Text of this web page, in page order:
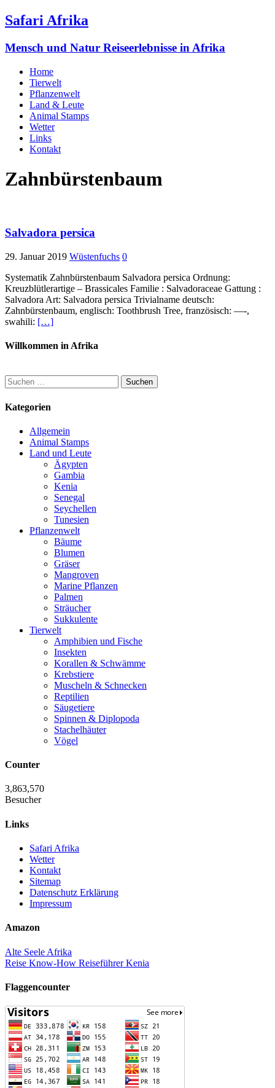
Safari Afrika
Mensch und Natur Reiseerlebnisse in Afrika
Home
Tierwelt
Pflanzenwelt
Land & Leute
Animal Stamps
Wetter
Links
Kontakt
Zahnbürstenbaum
Salvadora persica
29. Januar 2019 Wüstenfuchs 0
Systematik Zahnbürstenbaum Salvadora persica Ordnung:
Kreuzblütlerartige – Brassicales Familie : Salvadoraceae Gattung :
Salvadora Art: Salvadora persica Trivialname deutsch:
Zahnbürstenbaum, englisch: Toothbrush Tree, französisch: —-,
swahili: […]
Willkommen in Afrika
Suchen
nach:
Kategorien
Allgemein
Animal Stamps
Land und Leute
Ägypten
Gambia
Kenia
Senegal
Seychellen
Tunesien
Pflanzenwelt
Bäume
Blumen
Gräser
Mangroven
Marine Pflanzen
Palmen
Sträucher
Sukkulente
Tierwelt
Amphibien und Fische
Insekten
Korallen & Schwämme
Krebstiere
Muscheln & Schnecken
Reptilien
Säugetiere
Spinnen & Diplopoda
Stachelhäuter
Vögel
Counter
3,863,570
Besucher
Links
Safari Afrika
Wetter
Kontakt
Sitemap
Datenschutz Erklärung
Impressum
Amazon
Alte Seele Afrika
Reise Know-How Reiseführer Kenia
Flaggencounter